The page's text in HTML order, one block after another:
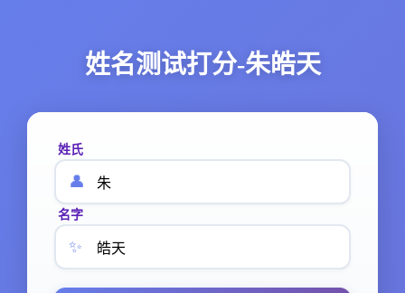
姓名测试打分-朱皓天
姓氏
👤
名字
✨